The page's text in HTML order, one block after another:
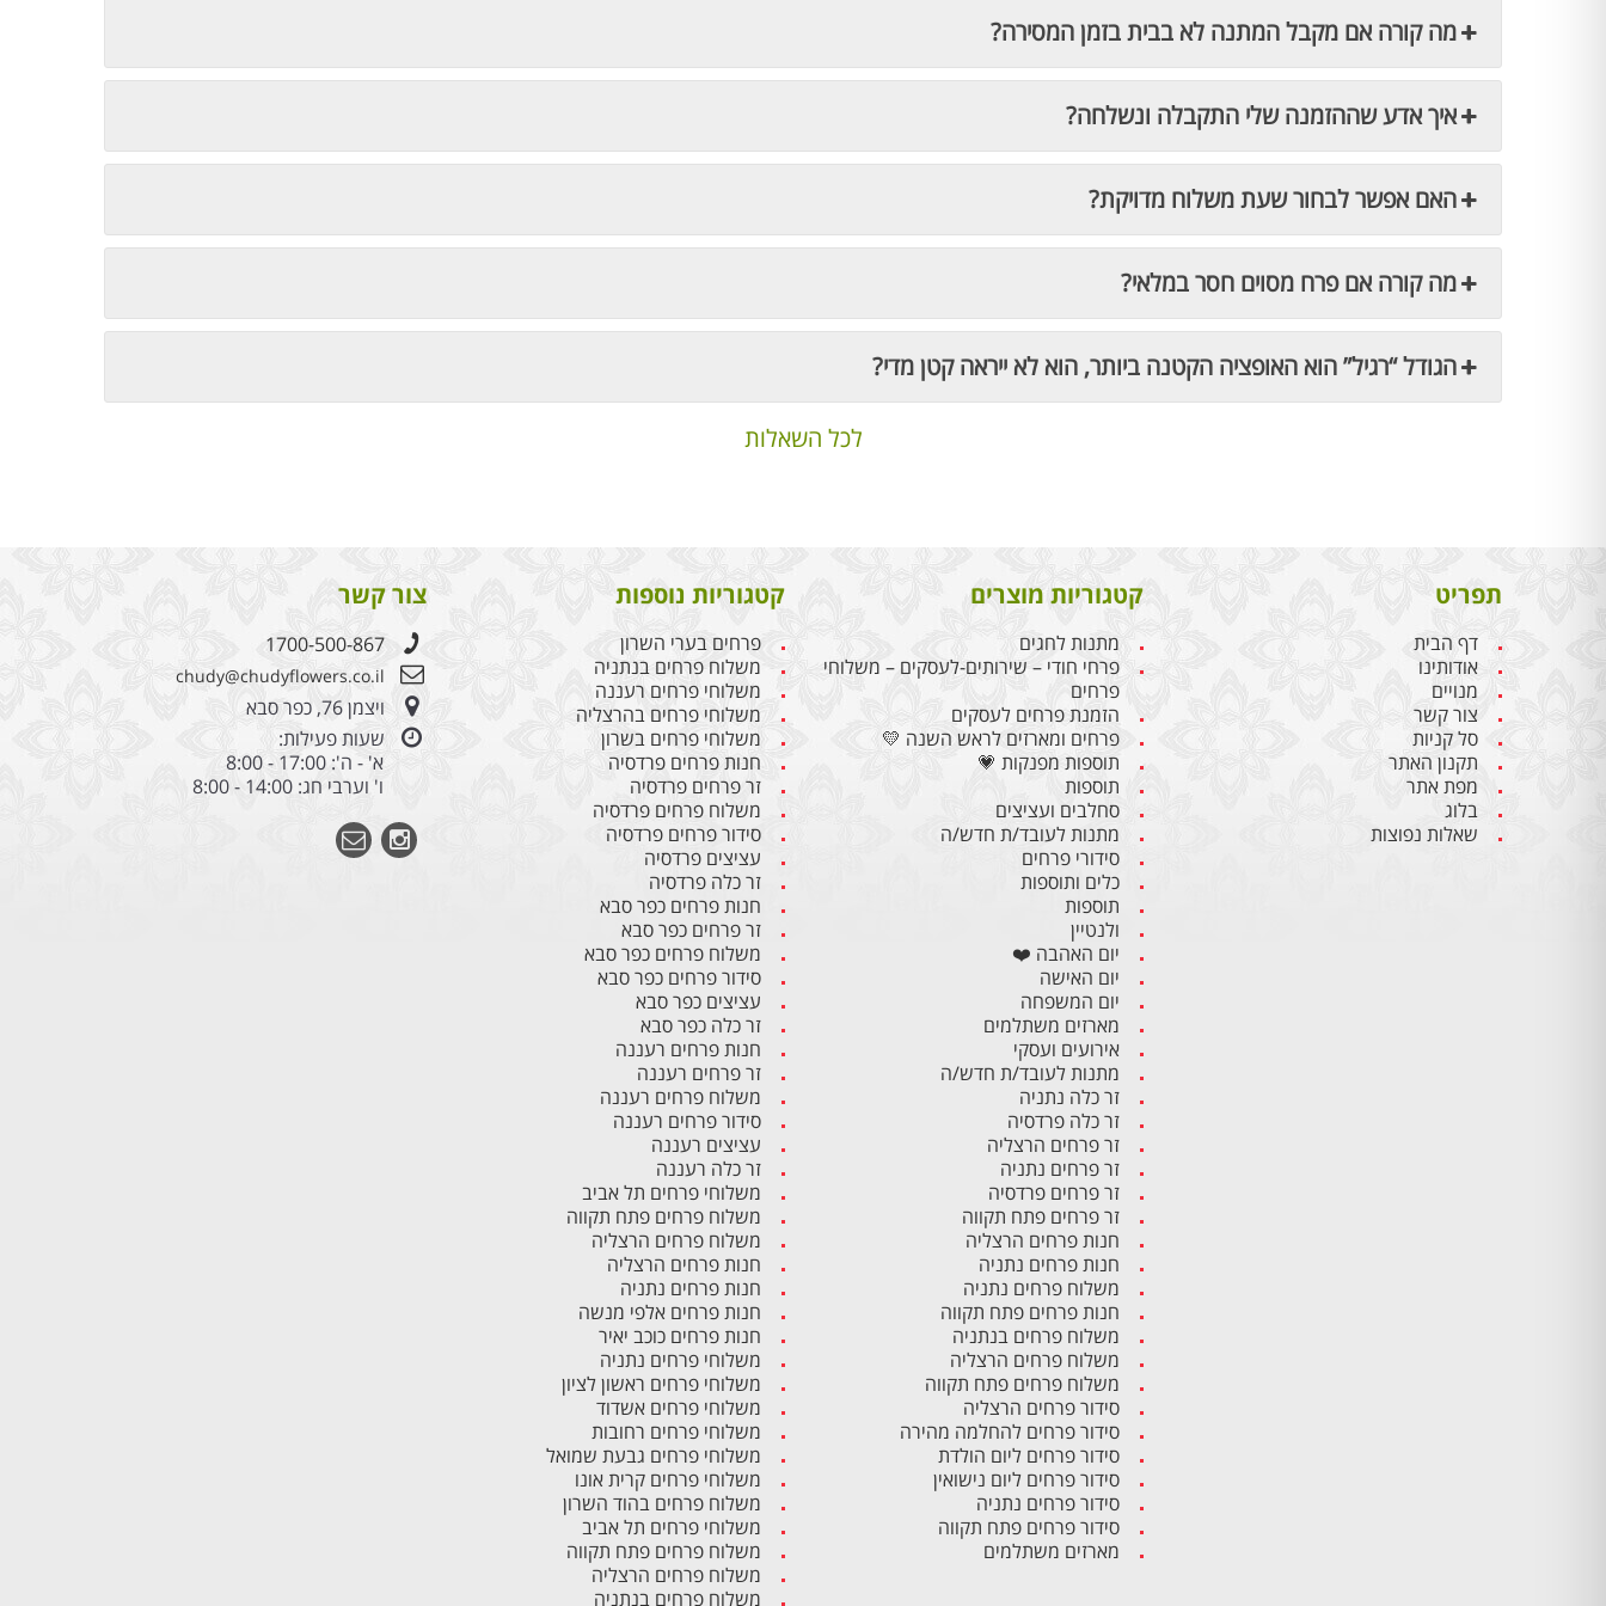
מה קורה אם מקבל המתנה לא בבית בזמן המסירה?
איך אדע שההזמנה שלי התקבלה ונשלחה?
האם אפשר לבחור שעת משלוח מדויקת?
מה קורה אם פרח מסוים חסר במלאי?
הגודל “רגיל” הוא האופציה הקטנה ביותר, הוא לא ייראה קטן מדי?
לכל השאלות
תפריט
דף הבית
אודותינו
מנויים
צור קשר
סל קניות
תקנון האתר
מפת אתר
בלוג
שאלות נפוצות
קטגוריות מוצרים
מתנות לחגים
פרחי חודי – שירותים-לעסקים – משלוחי
פרחים
הזמנת פרחים לעסקים
פרחים ומארזים לראש השנה 💛
תוספות מפנקות 💗
תוספות
סחלבים ועציצים
מתנות לעובד/ת חדש/ה
סידורי פרחים
כלים ותוספות
תוספות
ולנטיין
יום האהבה ❤️
יום האישה
יום המשפחה
מארזים משתלמים
אירועים ועסקי
מתנות לעובד/ת חדש/ה
זר כלה נתניה
זר כלה פרדסיה
זר פרחים הרצליה
זר פרחים נתניה
זר פרחים פרדסיה
זר פרחים פתח תקווה
חנות פרחים הרצליה
חנות פרחים נתניה
משלוח פרחים נתניה
חנות פרחים פתח תקווה
משלוח פרחים בנתניה
משלוח פרחים הרצליה
משלוח פרחים פתח תקווה
סידור פרחים הרצליה
סידור פרחים להחלמה מהירה
סידור פרחים ליום הולדת
סידור פרחים ליום נישואין
סידור פרחים נתניה
סידור פרחים פתח תקווה
מארזים משתלמים
קטגוריות נוספות
פרחים בערי השרון
משלוח פרחים בנתניה
משלוחי פרחים רעננה
משלוחי פרחים בהרצליה
משלוחי פרחים בשרון
חנות פרחים פרדסיה
זר פרחים פרדסיה
משלוח פרחים פרדסיה
סידור פרחים פרדסיה
עציצים פרדסיה
זר כלה פרדסיה
חנות פרחים כפר סבא
זר פרחים כפר סבא
משלוח פרחים כפר סבא
סידור פרחים כפר סבא
עציצים כפר סבא
זר כלה כפר סבא
חנות פרחים רעננה
זר פרחים רעננה
משלוח פרחים רעננה
סידור פרחים רעננה
עציצים רעננה
זר כלה רעננה
משלוחי פרחים תל אביב
משלוח פרחים פתח תקווה
משלוח פרחים הרצליה
חנות פרחים הרצליה
חנות פרחים נתניה
חנות פרחים אלפי מנשה
חנות פרחים כוכב יאיר
משלוחי פרחים נתניה
משלוחי פרחים ראשון לציון
משלוחי פרחים אשדוד
משלוחי פרחים רחובות
משלוחי פרחים גבעת שמואל
משלוחי פרחים קרית אונו
משלוח פרחים בהוד השרון
משלוחי פרחים תל אביב
משלוח פרחים פתח תקווה
משלוח פרחים הרצליה
משלוח פרחים בנתניה
צור קשר
1700-500-867
chudy@chudyflowers.co.il
ויצמן 76, כפר סבא
שעות פעילות:
א' - ה': 17:00 - 8:00
ו' וערבי חג: 14:00 - 8:00